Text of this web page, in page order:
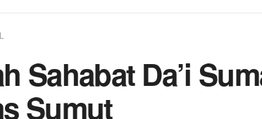
Sahabat Da’i
Sumut